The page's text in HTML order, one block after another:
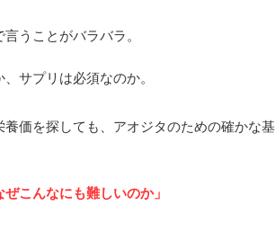
うことがバラバラ。
サプリは必須なのか。
価を探しても、アオジタのための確かな基
こんなにも難しいのか」